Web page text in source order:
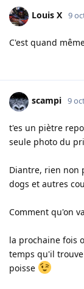
Louis X 9
C'est quand
scampi 9
t'es un piètre
seule photo du
Diantre, rien non
dogs et autres
Comment qu'on
la prochaine fois
temps qu'il
poisse